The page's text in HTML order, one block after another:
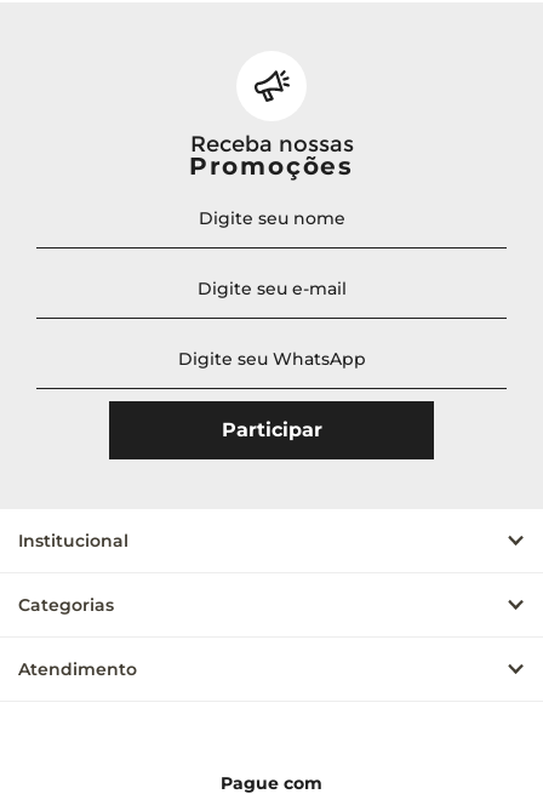
Receba nossas
Promoções
Institucional
Categorias
Atendimento
Pague com